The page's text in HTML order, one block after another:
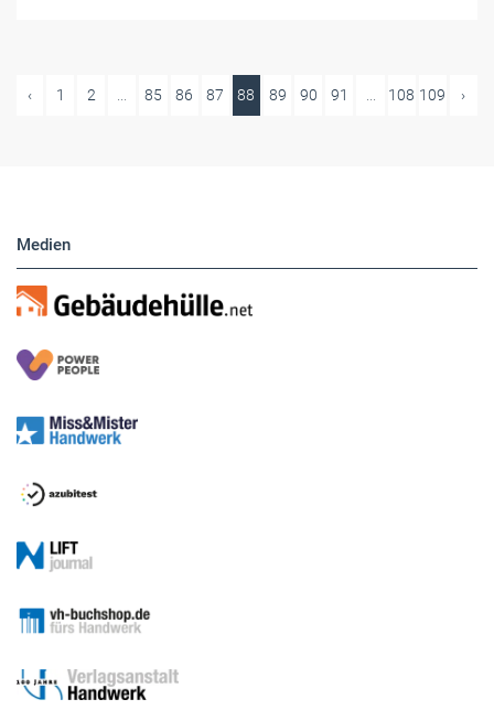
‹ 1 2 ... 85 86 87 88 89 90 91 ... 108 109 ›
Medien